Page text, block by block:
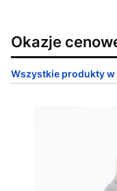
Okazje
Wszystkie produkty